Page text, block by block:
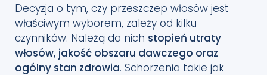
Decyzja o tym, czy przeszczep włosów jest
właściwym wyborem, zależy od kilku
czynników. Należą do nich stopień utraty
włosów, jakość obszaru dawczego oraz
ogólny stan zdrowia. Schorzenia takie jak